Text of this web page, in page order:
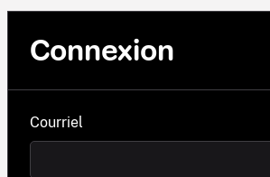
Connexion
Courriel